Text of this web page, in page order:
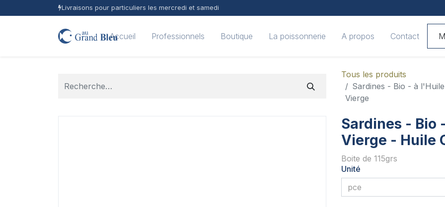
Livraisons pour particuliers les mercredi et samedi
Accueil Professionnels Boutique La poissonnerie A propos Contact
Tous les produits
Sardines - Bio - à
Vierge
Sardines - Bio
Vierge - Huile
Boite de 115grs
Unité